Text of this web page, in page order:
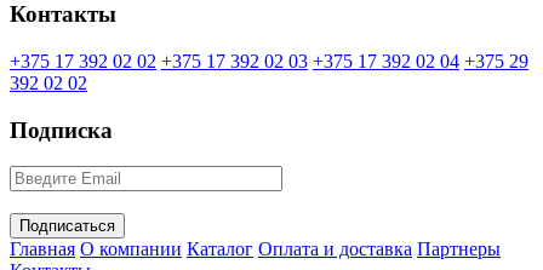
Контакты
+375 17 392 02 02 +375 17 392 02 03 +375 17 392 02 04 +375 29
392 02 02
Подписка
Главная О компании Каталог Оплата и доставка Партнеры